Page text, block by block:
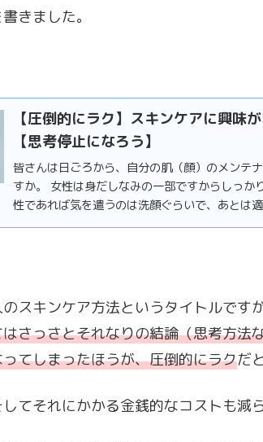
きました。
【圧倒的にラク】スキンケアに興味
【思考停止になろう】
皆さんは日ごろから、自分の肌（顔）のメンテ
すか。 女性は身だしなみの一部ですからしっか
性であれば気を遣うのは洗顔ぐらいで、あとは
スキンケア方法というタイトルです
さっさとそれなりの結論（思考方法
てしまったほうが、圧倒的にラクだ
てそれにかかる金銭的なコストも減ら